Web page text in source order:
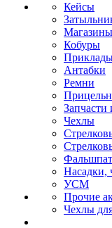
Кейсы
Магазины
Кобуры
Антабки
Ремни
Запчасти
Чехлы
УСМ
Прочие
Чехлы